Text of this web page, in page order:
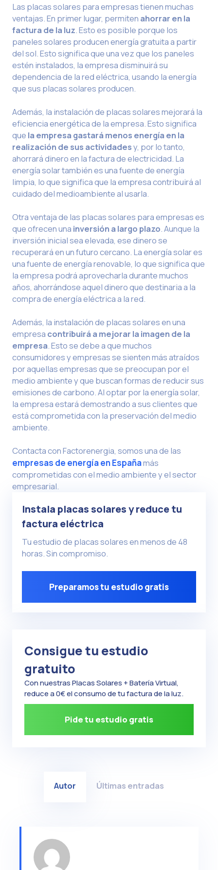
Las placas solares para empresas tienen muchas
ventajas. En primer lugar, permiten ahorrar en la
factura de la luz. Esto es posible porque los
paneles solares producen energía gratuita a partir
del sol. Esto significa que una vez que los paneles
estén instalados, la empresa disminuirá su
dependencia de la red eléctrica, usando la energía
que sus placas solares producen.
Además, la instalación de placas solares mejorará la
eficiencia energética de la empresa. Esto significa
que la empresa gastará menos energía en la
realización de sus actividadesy, por lo tanto,
ahorrará dinero en la factura de electricidad. La
energía solar también es una fuente de energía
limpia, lo que significa que la empresa contribuirá al
cuidado del medioambiente al usarla.
Otra ventaja de las placas solares para empresas es
que ofrecen una inversión a largo plazo. Aunque la
inversión inicial sea elevada, ese dinero se
recuperará en un futuro cercano. La energía solar es
una fuente de energía renovable, lo que significa que
la empresa podrá aprovecharla durante muchos
años, ahorrándose aquel dinero que destinaria a la
compra de energía eléctrica a la red.
Además, la instalación de placas solares en una
empresa contribuirá a mejorar la imagen de la
empresa. Esto se debe a que muchos
consumidores y empresas se sienten más atraídos
por aquellas empresas que se preocupan por el
medio ambiente y que buscan formas de reducir sus
emisiones de carbono. Al optar por la energía solar,
la empresa estará demostrando a sus clientes que
está comprometida con la preservación del medio
ambiente.
Contacta con Factorenergia, somos una de las
empresas de energía en Españamás
comprometidas con el medio ambiente y el sector
empresarial.
Instala placas solares y reduce tu
factura eléctrica
Tu estudio de placas solares en menos de 48
horas. Sin compromiso.
Preparamos tu estudio gratis
Consigue tu estudio
gratuito
Con nuestras Placas Solares + Batería Virtual,
reduce a 0€ el consumo de tu factura de la luz.
Pide tu estudio gratis
Autor Últimas entradas